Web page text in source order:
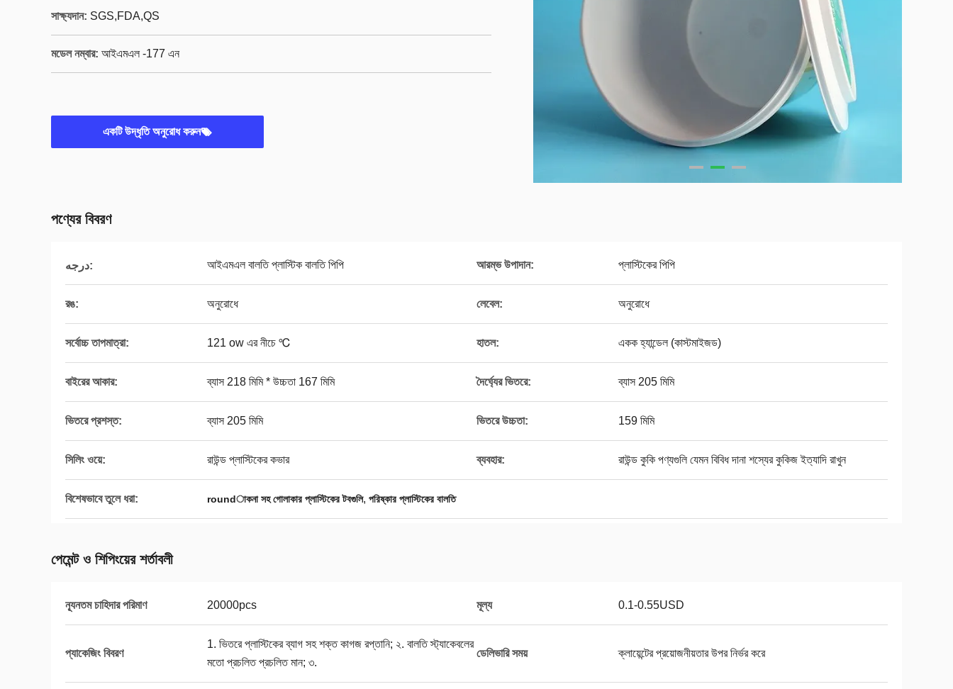
সাক্ষ্যদান: SGS,FDA,QS
মডেল নম্বার: আইএমএল -177 এন
একটি উদ্ধৃতি অনুরোধ করুন
পণ্যের বিবরণ
درجه: আইএমএল বালতি প্লাস্টিক বালতি পিপি আরম্ভ উপাদান: প্লাস্টিকের পিপি
রঙ: অনুরোধে লেবেল: অনুরোধে
সর্বোচ্চ তাপমাত্রা: 121 ow এর নীচে ℃ হাতল: একক হ্যান্ডেল (কাস্টমাইজড)
বাইরের আকার: ব্যাস 218 মিমি * উচ্চতা 167 মিমি দৈর্ঘ্যের ভিতরে: ব্যাস 205 মিমি
ভিতরে প্রশস্ত: ব্যাস 205 মিমি ভিতরে উচ্চতা: 159 মিমি
সিলিং ওয়ে: রাউন্ড প্লাস্টিকের কভার ব্যবহার: রাউন্ড কুকি পণ্যগুলি যেমন বিবিধ দানা শস্যের কুকিজ ইত্যাদি রাখুন
বিশেষভাবে তুলে ধরা: roundাকনা সহ গোলাকার প্লাস্টিকের টবগুলি, পরিষ্কার প্লাস্টিকের বালতি
পেমেন্ট ও শিপিংয়ের শর্তাবলী
ন্যূনতম চাহিদার পরিমাণ 20000pcs মূল্য 0.1-0.55USD
প্যাকেজিং বিবরণ
1. ভিতরে প্লাস্টিকের ব্যাগ সহ শক্ত কাগজ রপ্তানি; ২. বালতি স্ট্যাকেবলের
মতো প্রচলিত প্রচলিত মান; ৩.
ডেলিভারি সময় ক্লায়েন্টের প্রয়োজনীয়তার উপর নির্ভর করে